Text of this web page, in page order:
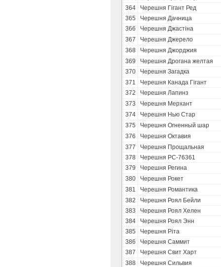
364
Черешня Гігант Ред
365
Черешня Дачница
366
Черешня Джастіна
367
Черешня Джерело
368
Черешня Джорджия
369
Черешня Дрогана желтая
370
Черешня Загадка
371
Черешня Канада Гігант
372
Черешня Лапинз
373
Черешня Мерхант
374
Черешня Нью Стар
375
Черешня Огненный шар
376
Черешня Октавия
377
Черешня Прощальная
378
Черешня РС-76361
379
Черешня Регина
380
Черешня Рокет
381
Черешня Романтика
382
Черешня Роял Бейли
383
Черешня Роял Хелен
384
Черешня Роял Энн
385
Черешня Ріта
386
Черешня Саммит
387
Черешня Свит Харт
388
Черешня Сильвия